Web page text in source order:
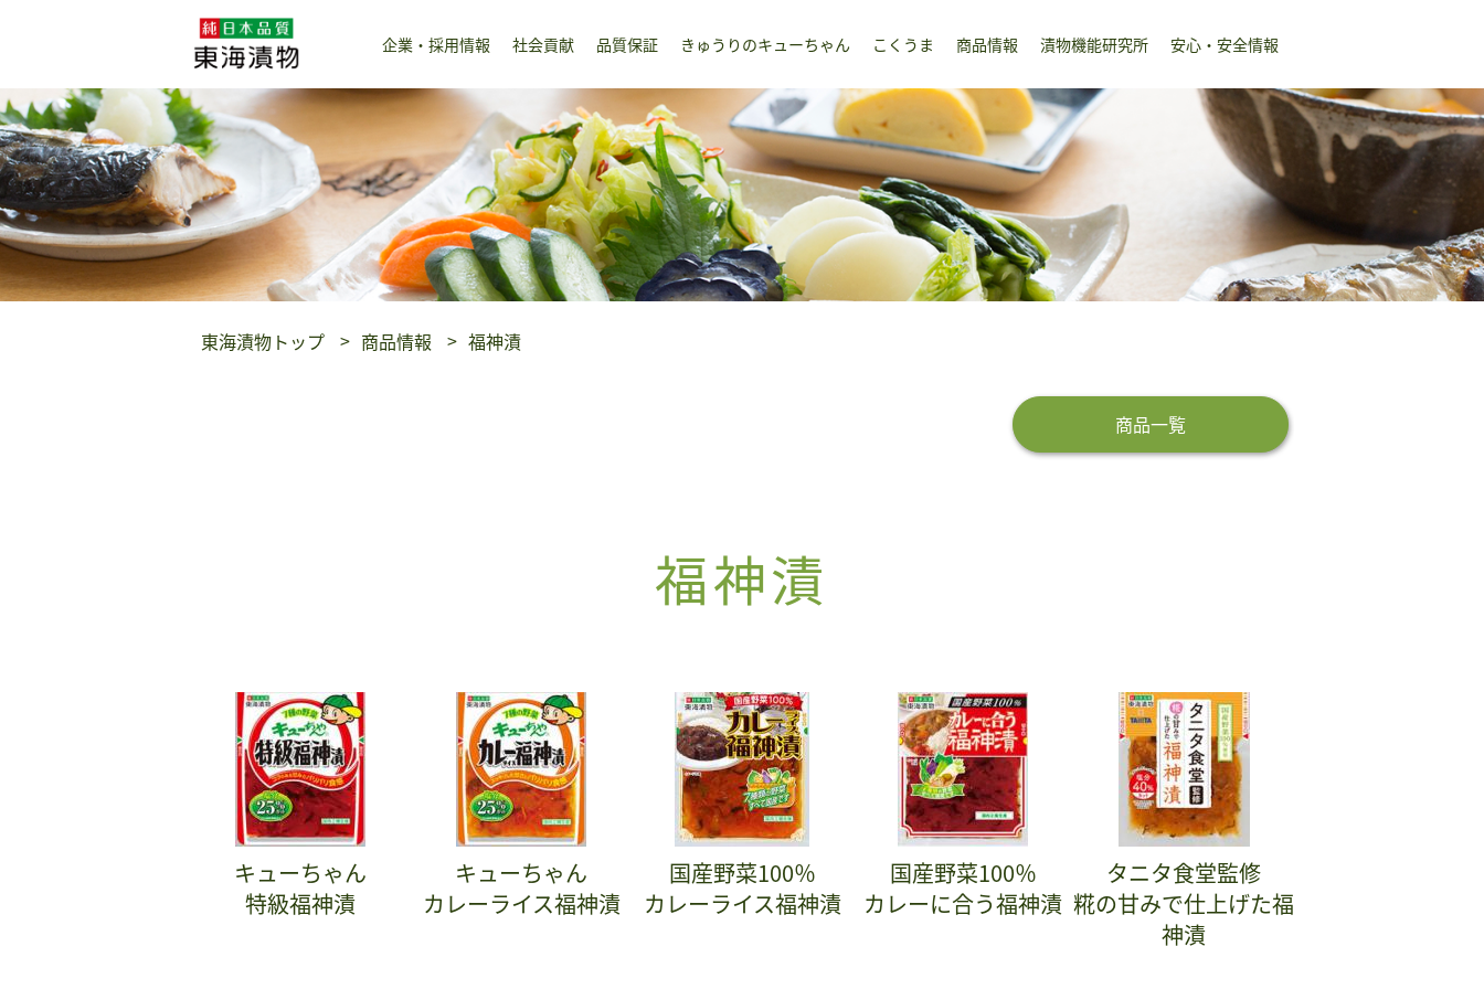
企業・採用情報 社会貢献 品質保証 きゅうりのキューちゃん こくうま 商品情報 漬物機能研究所 安心・安全情報
東海漬物トップ 商品情報 福神漬
商品一覧
福神漬
キューちゃん
特級福神漬
キューちゃん
カレーライス福神漬
国産野菜100％
カレーライス福神漬
国産野菜100％
カレーに合う福神漬
タニタ食堂監修
糀の甘みで仕上げた福
神漬